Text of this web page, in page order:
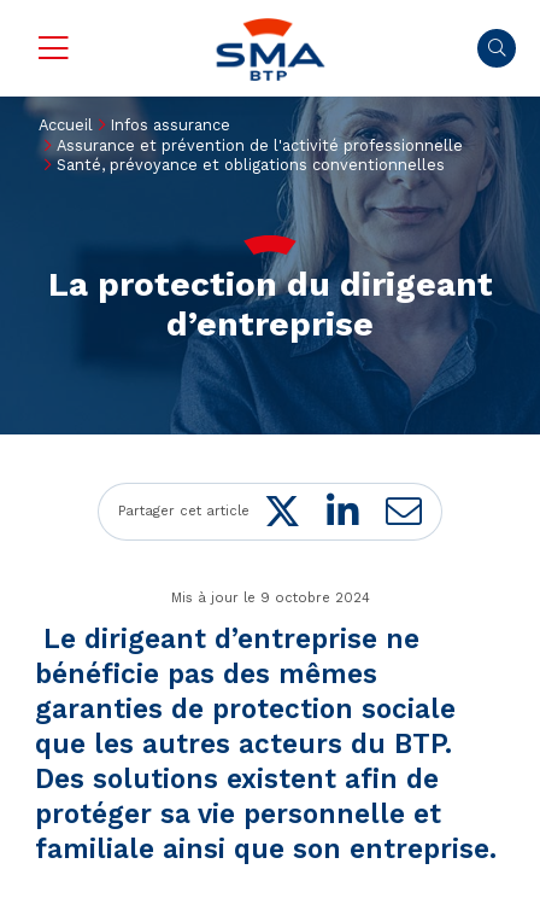
Accueil
Infos assurance
Assurance et prévention de l'activité professionnelle
Santé, prévoyance et obligations conventionnelles
La protection du dirigeant
d’entreprise
Partager cet article Twitter
LinkedIn
Mail
Mis à jour le 9 octobre 2024
Le dirigeant d’entreprise ne
bénéficie pas des mêmes
garanties de protection sociale
que les autres acteurs du BTP.
Des solutions existent afin de
protéger sa vie personnelle et
familiale ainsi que son entreprise.